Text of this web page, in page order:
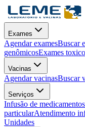
Exames
Agendar examesBuscar
genômicosExames
Vacinas
Agendar vacinasBuscar
Serviços
Infusão de medicamentos
particularAtendimento
Unidades